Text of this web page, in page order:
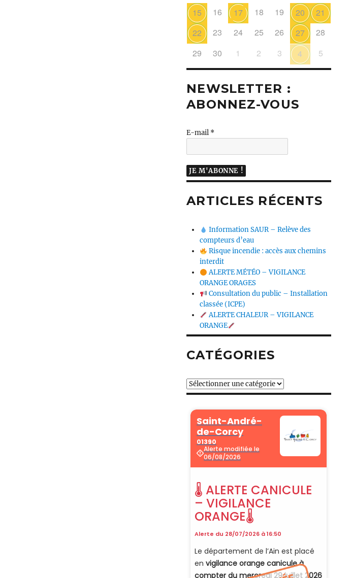
15
16 17 18 19 20
21
22
23 24 25 26 27
28
29
30 1 2 3 4 5
NEWSLETTER :
ABONNEZ-VOUS
E-mail *
ARTICLES RÉCENTS
Information SAUR – Relève des
compteurs d’eau
Risque incendie : accès aux chemins
interdit
ALERTE MÉTÉO – VIGILANCE
ORANGE ORAGES
Consultation du public – Installation
classée (ICPE)
ALERTE CHALEUR – VIGILANCE
ORANGE
CATÉGORIES
Catégories